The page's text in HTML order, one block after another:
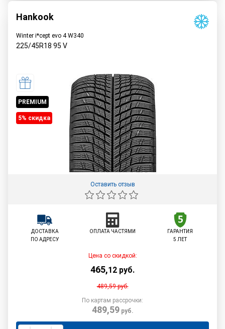
Hankook
Winter i*cept evo 4 W340
225/45R18 95 V
PREMIUM
5% cкидка
Оставить отзыв
ДОСТАВКА
ПО АДРЕСУ
ОПЛАТА ЧАСТЯМИ
ГАРАНТИЯ
5 ЛЕТ
Цена со скидкой:
465,12 руб.
489,59руб.
По картам рассрочки:
489,59руб.